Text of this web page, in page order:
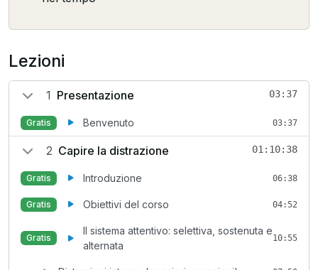
Lezioni
1 Presentazione 03:37
Gratis Benvenuto 03:37
2 Capire la distrazione 01:10:38
Gratis Introduzione 06:38
Gratis Obiettivi del corso 04:52
Gratis
Il sistema attentivo: selettiva, sostenuta e
alternata
10:55